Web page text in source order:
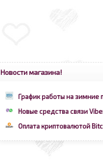
Новости магазина!
График работы на зимние
Новые средства связи
Оплата криптовалютой